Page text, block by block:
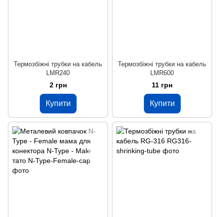
Термозбіжні трубки на кабель
LMR240
2 грн
Купити
Термозбіжні трубки на кабель
LMR600
11 грн
Купити